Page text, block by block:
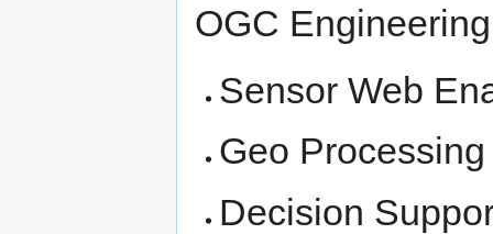
OGC
Sensor Web
Geo
Decision